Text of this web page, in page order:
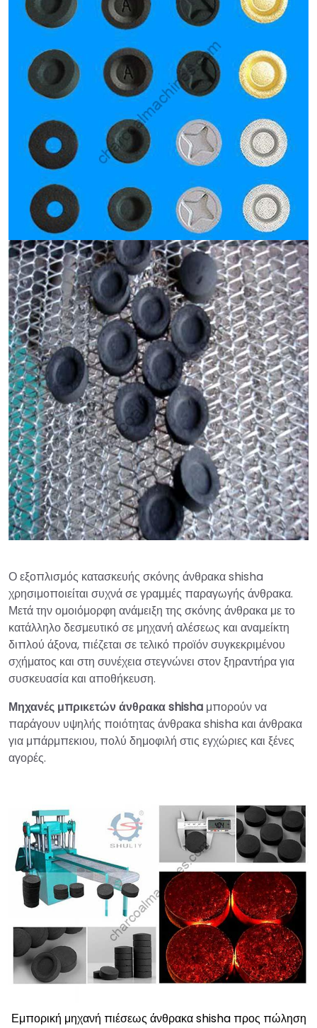
Ο εξοπλισμός κατασκευής σκόνης άνθρακα shisha
χρησιμοποιείται συχνά σε γραμμές παραγωγής άνθρακα.
Μετά την ομοιόμορφη ανάμειξη της σκόνης άνθρακα με το
κατάλληλο δεσμευτικό σε μηχανή αλέσεως και αναμείκτη
διπλού άξονα, πιέζεται σε τελικό προϊόν συγκεκριμένου
σχήματος και στη συνέχεια στεγνώνει στον ξηραντήρα για
συσκευασία και αποθήκευση.
Μηχανές μπρικετών άνθρακα shisha μπορούν να
παράγουν υψηλής ποιότητας άνθρακα shisha και άνθρακα
για μπάρμπεκιου, πολύ δημοφιλή στις εγχώριες και ξένες
αγορές.
Εμπορική μηχανή πιέσεως άνθρακα shisha προς πώληση